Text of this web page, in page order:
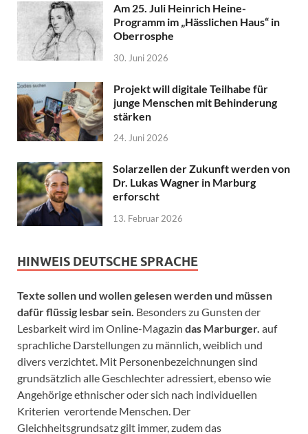
Am 25. Juli Heinrich Heine-
Programm im „Hässlichen Haus“ in
Oberrosphe
30. Juni 2026
Projekt will digitale Teilhabe für
junge Menschen mit Behinderung
stärken
24. Juni 2026
Solarzellen der Zukunft werden von
Dr. Lukas Wagner in Marburg
erforscht
13. Februar 2026
HINWEIS DEUTSCHE SPRACHE
Texte sollen und wollen gelesen werden und müssen
dafür flüssig lesbar sein. Besonders zu Gunsten der
Lesbarkeit wird im Online-Magazin das Marburger. auf
sprachliche Darstellungen zu männlich, weiblich und
divers verzichtet. Mit Personenbezeichnungen sind
grundsätzlich alle Geschlechter adressiert, ebenso wie
Angehörige ethnischer oder sich nach individuellen
Kriterien verortende Menschen. Der
Gleichheitsgrundsatz gilt immer, zudem das